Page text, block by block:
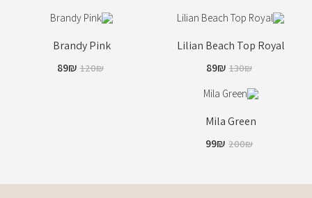
Lilian Beach Top Royal
130₪
89₪
Brandy Pink
120₪
89₪
Mila Green
200₪
99₪